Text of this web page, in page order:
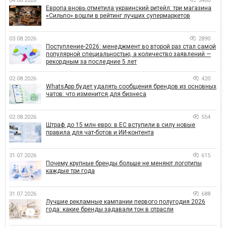
Европа вновь отметила украинский ритейл: три магазина
«Сильпо» вошли в рейтинг лучших супермаркетов
03.08.2026 2890
Поступление-2026: менеджмент во второй раз стал самой
популярной специальностью, а количество заявлений —
рекордным за последние 5 лет
02.08.2026 420
WhatsApp будет удалять сообщения брендов из основных
чатов: что изменится для бизнеса
02.08.2026 554
Штраф до 15 млн евро: в ЕС вступили в силу новые
правила для чат-ботов и ИИ-контента
31.07.2026 615
Почему крупные бренды больше не меняют логотипы
каждые три года
31.07.2026 688
Лучшие рекламные кампании первого полугодия 2026
года: какие бренды задавали тон в отрасли